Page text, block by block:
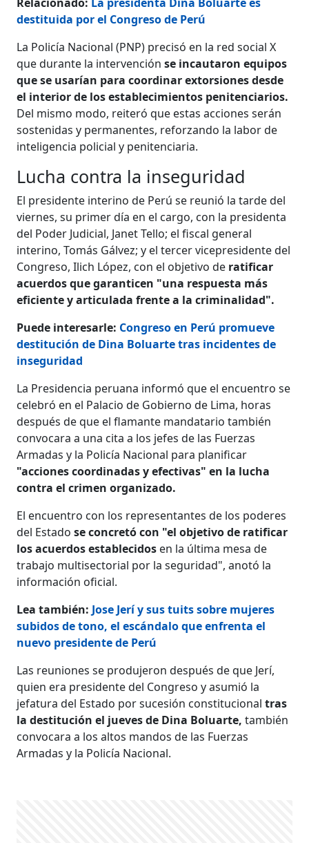
destituida por el Congreso de Perú
La Policía Nacional (PNP) precisó en la red social X
que durante la intervenciónse incautaron equipos
que se usarían para coordinar extorsiones desde
el interior de los establecimientos penitenciarios.
Del mismo modo, reiteró que estas acciones serán
sostenidas y permanentes, reforzando la labor de
inteligencia policial y penitenciaria.
Lucha contra la inseguridad
El presidente interino de Perú se reunió la tarde del
viernes, su primer día en el cargo, con la presidenta
del Poder Judicial, Janet Tello; el fiscal general
interino, Tomás Gálvez; y el tercer vicepresidente del
Congreso, Ilich López, con el objetivo de ratificar
acuerdos que garanticen "una respuesta más
eficiente y articulada frente a la criminalidad".
Puede interesarle: Congreso en Perú promueve
destitución de Dina Boluarte tras incidentes de
inseguridad
La Presidencia peruana informó que el encuentro se
celebró en el Palacio de Gobierno de Lima, horas
después de que el flamante mandatario también
convocara a una cita a los jefes de las Fuerzas
Armadas y la Policía Nacional para planificar
"acciones coordinadas y efectivas" en la lucha
contra el crimen organizado.
El encuentro con los representantes de los poderes
del Estadose concretó con "el objetivo de ratificar
los acuerdos establecidos en la última mesa de
trabajo multisectorial por la seguridad", anotó la
información oficial.
Lea también: Jose Jerí y sus tuits sobre mujeres
subidos de tono, el escándalo que enfrenta el
nuevo presidente de Perú
Las reuniones se produjeron después de que Jerí,
quien era presidente del Congreso y asumió la
jefatura del Estado por sucesión constitucionaltras
la destitución el jueves de Dina Boluarte, también
convocara a los altos mandos de las Fuerzas
Armadas y la Policía Nacional.